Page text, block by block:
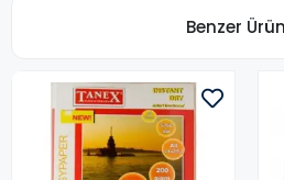
Benzer